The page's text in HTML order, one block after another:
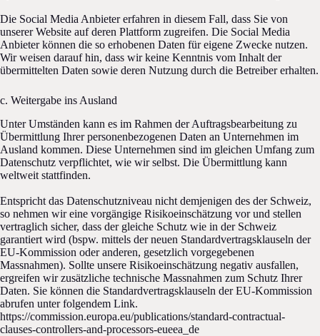
Die Social Media Anbieter erfahren in diesem Fall, dass Sie von
unserer Website auf deren Plattform zugreifen. Die Social Media
Anbieter können die so erhobenen Daten für eigene Zwecke nutzen.
Wir weisen darauf hin, dass wir keine Kenntnis vom Inhalt der
übermittelten Daten sowie deren Nutzung durch die Betreiber erhalten.
c. Weitergabe ins Ausland
Unter Umständen kann es im Rahmen der Auftragsbearbeitung zu
Übermittlung Ihrer personenbezogenen Daten an Unternehmen im
Ausland kommen. Diese Unternehmen sind im gleichen Umfang zum
Datenschutz verpflichtet, wie wir selbst. Die Übermittlung kann
weltweit stattfinden.
Entspricht das Datenschutzniveau nicht demjenigen des der Schweiz,
so nehmen wir eine vorgängige Risikoeinschätzung vor und stellen
vertraglich sicher, dass der gleiche Schutz wie in der Schweiz
garantiert wird (bspw. mittels der neuen Standardvertragsklauseln der
EU-Kommission oder anderen, gesetzlich vorgegebenen
Massnahmen). Sollte unsere Risikoeinschätzung negativ ausfallen,
ergreifen wir zusätzliche technische Massnahmen zum Schutz Ihrer
Daten. Sie können die Standardvertragsklauseln der EU-Kommission
abrufen unter folgendem Link.
https://commission.europa.eu/publications/standard-contractual-
clauses-controllers-and-processors-eueea_de